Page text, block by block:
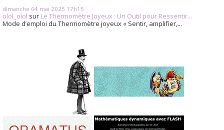
dimanche 04 mai 2025 17h15
olol_olol sur Le Thermomètre Joyeux : Un Outil pour Ressentir...
Mode d’emploi du Thermomètre joyeux « Sentir, amplifier,...